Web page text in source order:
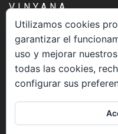
VINYANA
Una asociación
es atender los aspectos
proceso vivir el morir.
Utilizamos cookies
garantizar el
uso y mejorar
todas las cookies,
configurar sus